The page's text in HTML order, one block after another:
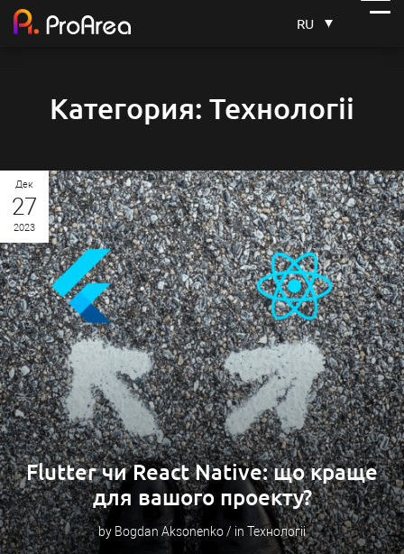
RU
Категория: Технологіі
Дек
27
2023
Flutter чи React Native: що краще
для вашого проекту?
by Bogdan Aksonenko / in Технологіі